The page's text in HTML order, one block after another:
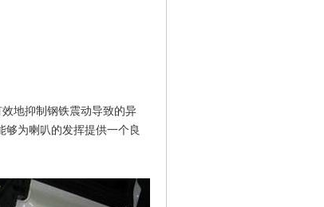
地抑制钢铁震动导致的异
够为喇叭的发挥提供一个良